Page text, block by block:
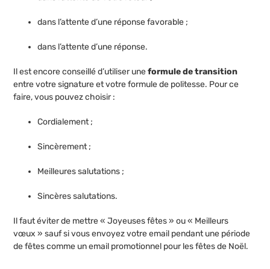
dans l’attente d’une réponse favorable ;
dans l’attente d’une réponse.
Il est encore conseillé d’utiliser uneformule de transition
entre votre signature et votre formule de politesse. Pour ce
faire, vous pouvez choisir :
Cordialement ;
Sincèrement ;
Meilleures salutations ;
Sincères salutations.
Il faut éviter de mettre « Joyeuses fêtes » ou « Meilleurs
vœux » sauf si vous envoyez votre email pendant une période
de fêtes comme un email promotionnel pour les fêtes de Noël.